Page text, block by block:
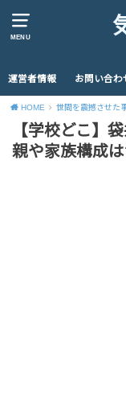
MENU
運営者情報 お問い合わ
HOME 世間を震撼させた
【学校どこ】
親や家族構成